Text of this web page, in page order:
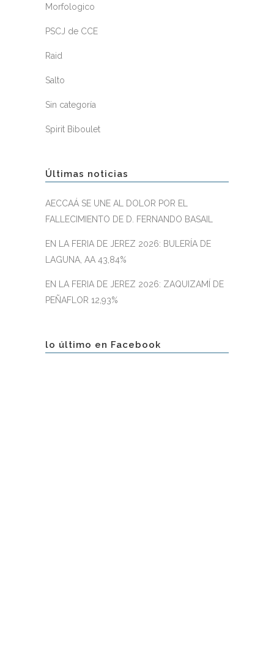
Morfologico
PSCJ de CCE
Raid
Salto
Sin categoría
Spirit Biboulet
Últimas noticias
AECCAÁ SE UNE AL DOLOR POR EL
FALLECIMIENTO DE D. FERNANDO BASAIL
EN LA FERIA DE JEREZ 2026: BULERÍA DE
LAGUNA, AA 43,84%
EN LA FERIA DE JEREZ 2026: ZAQUIZAMÍ DE
PEÑAFLOR 12,93%
lo último en Facebook